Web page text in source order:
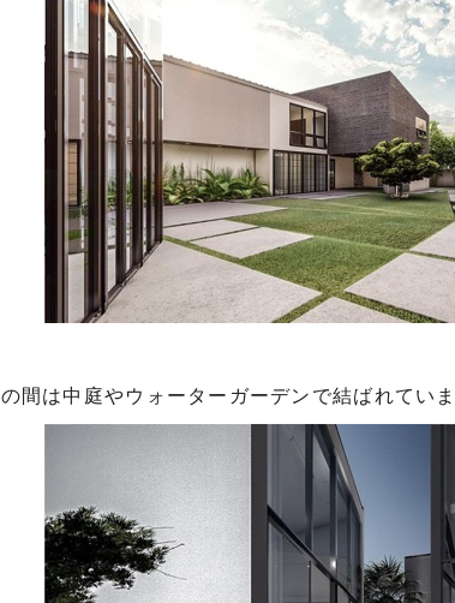
間は中庭やウォーターガーデンで結ばれていま